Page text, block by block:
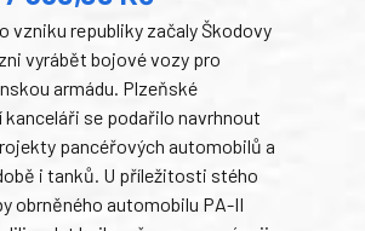
vzniku republiky začaly Škodovy
vyrábět bojové vozy pro
armádu. Plzeňské
se podařilo navrhnout
pancéřových automobilů a
i tanků. U příležitosti stého
obrněného automobilu PA-II